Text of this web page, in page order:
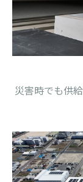
災害時でも供